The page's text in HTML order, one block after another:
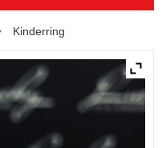
Kinderring